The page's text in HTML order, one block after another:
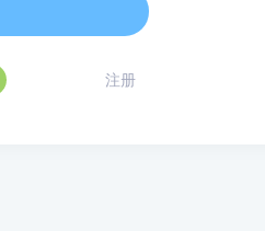
注册